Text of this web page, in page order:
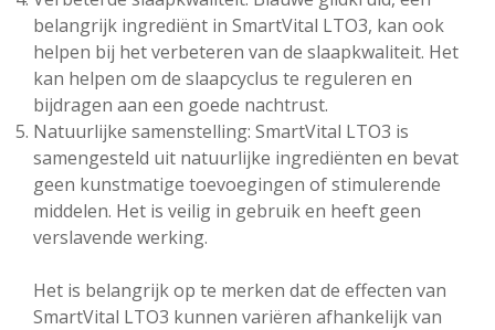
belangrijk ingrediënt in SmartVital LTO3, kan ook
helpen bij het verbeteren van de slaapkwaliteit. Het
kan helpen om de slaapcyclus te reguleren en
bijdragen aan een goede nachtrust.
Natuurlijke samenstelling: SmartVital LTO3 is
samengesteld uit natuurlijke ingrediënten en bevat
geen kunstmatige toevoegingen of stimulerende
middelen. Het is veilig in gebruik en heeft geen
verslavende werking.
Het is belangrijk op te merken dat de effecten van
SmartVital LTO3 kunnen variëren afhankelijk van